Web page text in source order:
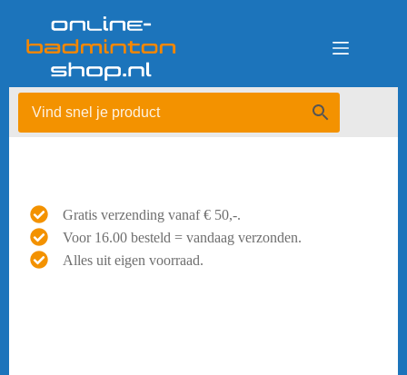
Gratis verzending vanaf € 50,-.
Voor 16.00 besteld = vandaag verzonden.
Alles uit eigen voorraad.